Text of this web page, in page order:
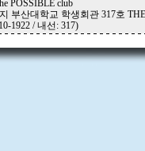
POSSIBLE club
부산대학교 학생회관 317호
1922 / 내선: 317)